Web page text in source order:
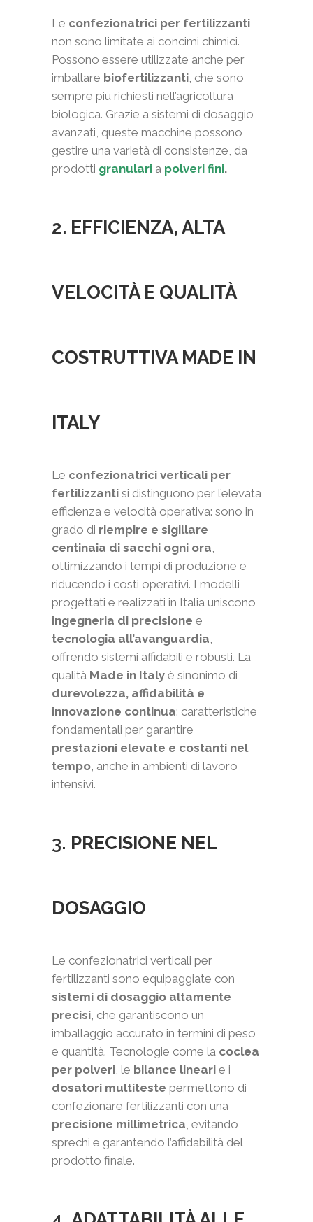
Le confezionatrici per fertilizzanti
non sono limitate ai concimi chimici.
Possono essere utilizzate anche per
imballare biofertilizzanti, che sono
sempre più richiesti nell’agricoltura
biologica. Grazie a sistemi di dosaggio
avanzati, queste macchine possono
gestire una varietà di consistenze, da
prodotti granulari a polveri fini.
2. EFFICIENZA, ALTA
VELOCITÀ E QUALITÀ
COSTRUTTIVA MADE IN
ITALY
Le confezionatrici verticali per
fertilizzanti si distinguono per l’elevata
efficienza e velocità operativa: sono in
grado di riempire e sigillare
centinaia di sacchi ogni ora,
ottimizzando i tempi di produzione e
riducendo i costi operativi. I modelli
progettati e realizzati in Italia uniscono
ingegneria di precisione e
tecnologia all’avanguardia,
offrendo sistemi affidabili e robusti. La
qualità Made in Italy è sinonimo di
durevolezza, affidabilità e
innovazione continua: caratteristiche
fondamentali per garantire
prestazioni elevate e costanti nel
tempo, anche in ambienti di lavoro
intensivi.
3. PRECISIONE NEL
DOSAGGIO
Le confezionatrici verticali per
fertilizzanti sono equipaggiate con
sistemi di dosaggio altamente
precisi, che garantiscono un
imballaggio accurato in termini di peso
e quantità. Tecnologie come la coclea
per polveri, le bilance lineari e i
dosatori multiteste permettono di
confezionare fertilizzanti con una
precisione millimetrica, evitando
sprechi e garantendo l’affidabilità del
prodotto finale.